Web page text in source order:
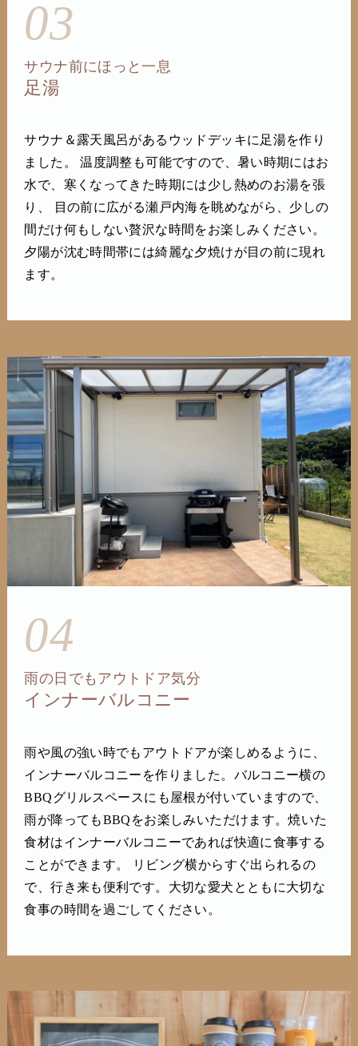
03
サウナ前にほっと一息
足湯
サウナ＆露天風呂があるウッドデッキに足湯を作り
ました。 温度調整も可能ですので、暑い時期にはお
水で、寒くなってきた時期には少し熱めのお湯を張
り、 目の前に広がる瀬戸内海を眺めながら、少しの
間だけ何もしない贅沢な時間をお楽しみください。
夕陽が沈む時間帯には綺麗な夕焼けが目の前に現れ
ます。
04
雨の日でもアウトドア気分
インナーバルコニー
雨や風の強い時でもアウトドアが楽しめるように、
インナーバルコニーを作りました。バルコニー横の
BBQグリルスペースにも屋根が付いていますので、
雨が降ってもBBQをお楽しみいただけます。焼いた
食材はインナーバルコニーであれば快適に食事する
ことができます。 リビング横からすぐ出られるの
で、行き来も便利です。大切な愛犬とともに大切な
食事の時間を過ごしてください。